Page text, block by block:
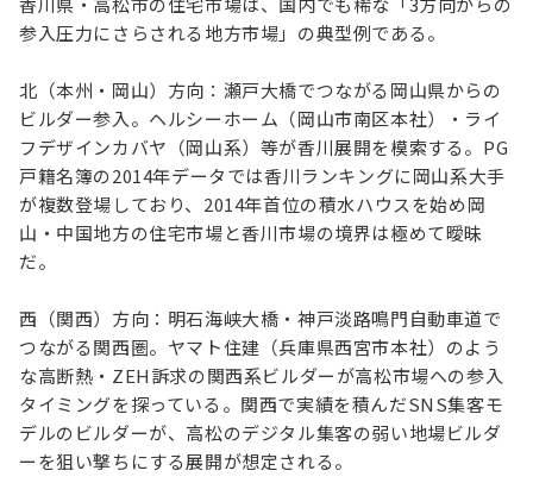
参入圧力にさらされる地方市場」の典型例である。
北（本州・岡山）方向：瀬戸大橋でつながる岡山県からの
ビルダー参入。ヘルシーホーム（岡山市南区本社）・ライ
フデザインカバヤ（岡山系）等が香川展開を模索する。PG
戸籍名簿の2014年データでは香川ランキングに岡山系大手
が複数登場しており、2014年首位の積水ハウスを始め岡
山・中国地方の住宅市場と香川市場の境界は極めて曖昧
だ。
西（関西）方向：明石海峡大橋・神戸淡路鳴門自動車道で
つながる関西圏。ヤマト住建（兵庫県西宮市本社）のよう
な高断熱・ZEH訴求の関西系ビルダーが高松市場への参入
タイミングを探っている。関西で実績を積んだSNS集客モ
デルのビルダーが、高松のデジタル集客の弱い地場ビルダ
ーを狙い撃ちにする展開が想定される。